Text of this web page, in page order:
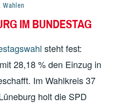
,Wahlen
IM BUNDESTAG
steht fest:
28,18 % den Einzug in
Im Wahlkreis 37
holt die SPD